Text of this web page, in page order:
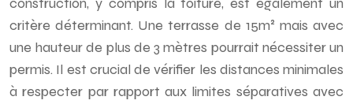
critère déterminant. Une terrasse de 15m² mais avec
une hauteur de plus de 3 mètres pourrait nécessiter un
permis. Il est crucial de vérifier les distances minimales
à respecter par rapport aux limites séparatives avec